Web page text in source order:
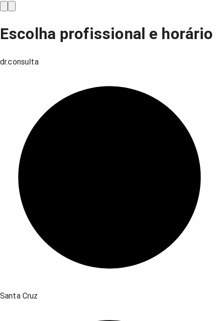
Escolha profissional e horário
dr.consulta
Santa Cruz